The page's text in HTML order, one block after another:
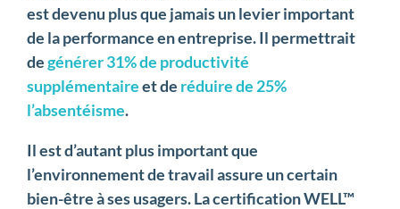
est devenu plus que jamais un levier important
de la performance en entreprise. Il permettrait
degénérer 31% de productivité
supplémentaireet de réduire de 25%
l’absentéisme.
Il est d’autant plus important que
l’environnement de travail assure un certain
bien-être à ses usagers. La certification WELL™